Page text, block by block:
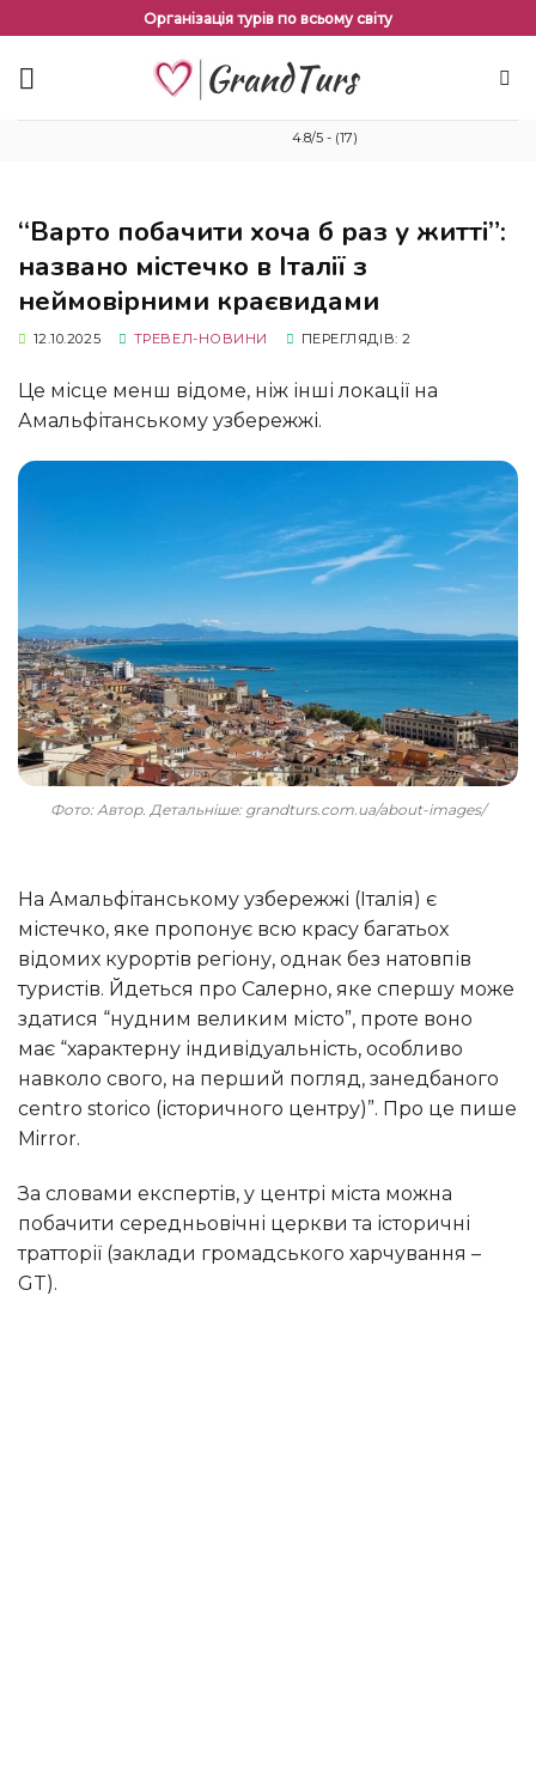
змісту
Організація турів по всьому світу
4.8/5 - (17)
“Варто побачити хоча б раз у житті”:
названо містечко в Італії з
неймовірними краєвидами
12.10.2025 ТРЕВЕЛ-НОВИНИ ПЕРЕГЛЯДІВ: 2
Це місце менш відоме, ніж інші локації на
Амальфітанському узбережжі.
Фото: Автор. Детальніше: grandturs.com.ua/about-images/
На Амальфітанському узбережжі (Італія) є
містечко, яке пропонує всю красу багатьох
відомих курортів регіону, однак без натовпів
туристів. Йдеться про Салерно, яке спершу може
здатися “нудним великим місто”, проте воно
має “характерну індивідуальність, особливо
навколо свого, на перший погляд, занедбаного
centro storico (історичного центру)”. Про це пише
Mirror.
За словами експертів, у центрі міста можна
побачити середньовічні церкви та історичні
тратторії (заклади громадського харчування –
GT).